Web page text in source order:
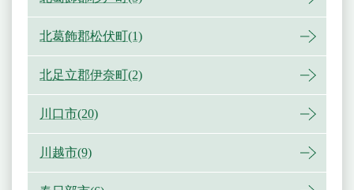
北葛飾郡松伏町(1)
北足立郡伊奈町(2)
川口市(20)
川越市(9)